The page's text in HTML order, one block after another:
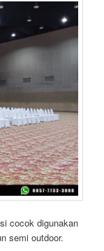
cocok digunakan
semi outdoor.